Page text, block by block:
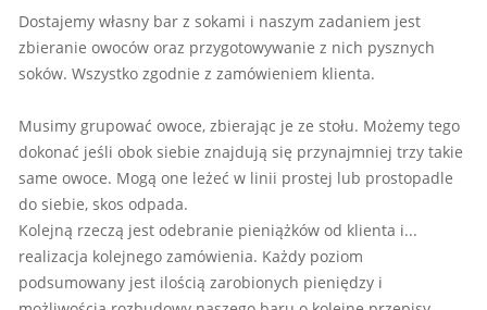
Dostajemy własny bar z sokami i naszym zadaniem jest
zbieranie owoców oraz przygotowywanie z nich pysznych
soków. Wszystko zgodnie z zamówieniem klienta.
Musimy grupować owoce, zbierając je ze stołu. Możemy tego
dokonać jeśli obok siebie znajdują się przynajmniej trzy takie
same owoce. Mogą one leżeć w linii prostej lub prostopadle
do siebie, skos odpada.
Kolejną rzeczą jest odebranie pieniążków od klienta i...
realizacja kolejnego zamówienia. Każdy poziom
podsumowany jest ilością zarobionych pieniędzy i